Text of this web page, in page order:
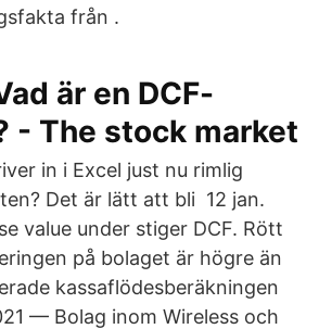
från .
är en DCF-
- The stock market
in i Excel just nu rimlig
Det är lätt att bli​ 12 jan.
value under stiger DCF. Rött
på bolaget är högre än
kassaflödesberäkningen
— Bolag inom Wireless och